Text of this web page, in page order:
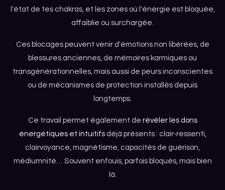
l'état de tes chakras, et les zones où l'énergie est bloquée,
affaiblie ou surchargée.
Ces blocages peuvent venir d'émotions non libérées, de
blessures anciennes, de mémoires karmiques ou
transgénérationnelles, mais aussi de peurs inconscientes
ou de mécanismes de protection installés depuis
longtemps.
Ce travail permet également de révéler les dons
énergétiques et intuitifsdéjà présents : clair-ressenti,
clairvoyance, magnétisme, capacités de guérison,
médiumnité… Souvent enfouis, parfois bloqués, mais bien
là.